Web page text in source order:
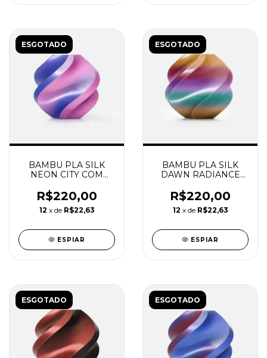
ESGOTADO
BAMBU PLA SILK
NEON CITY COM
REUTILIZAVEL
BAMBU
R$220,00
12 x de R$22,63
ESPIAR
ESGOTADO
BAMBU PLA SILK
DAWN RADIANCE
REUTILIZAVEL
BAMBU
R$220,00
12 x de R$22,63
ESPIAR
ESGOTADO ESGOTADO